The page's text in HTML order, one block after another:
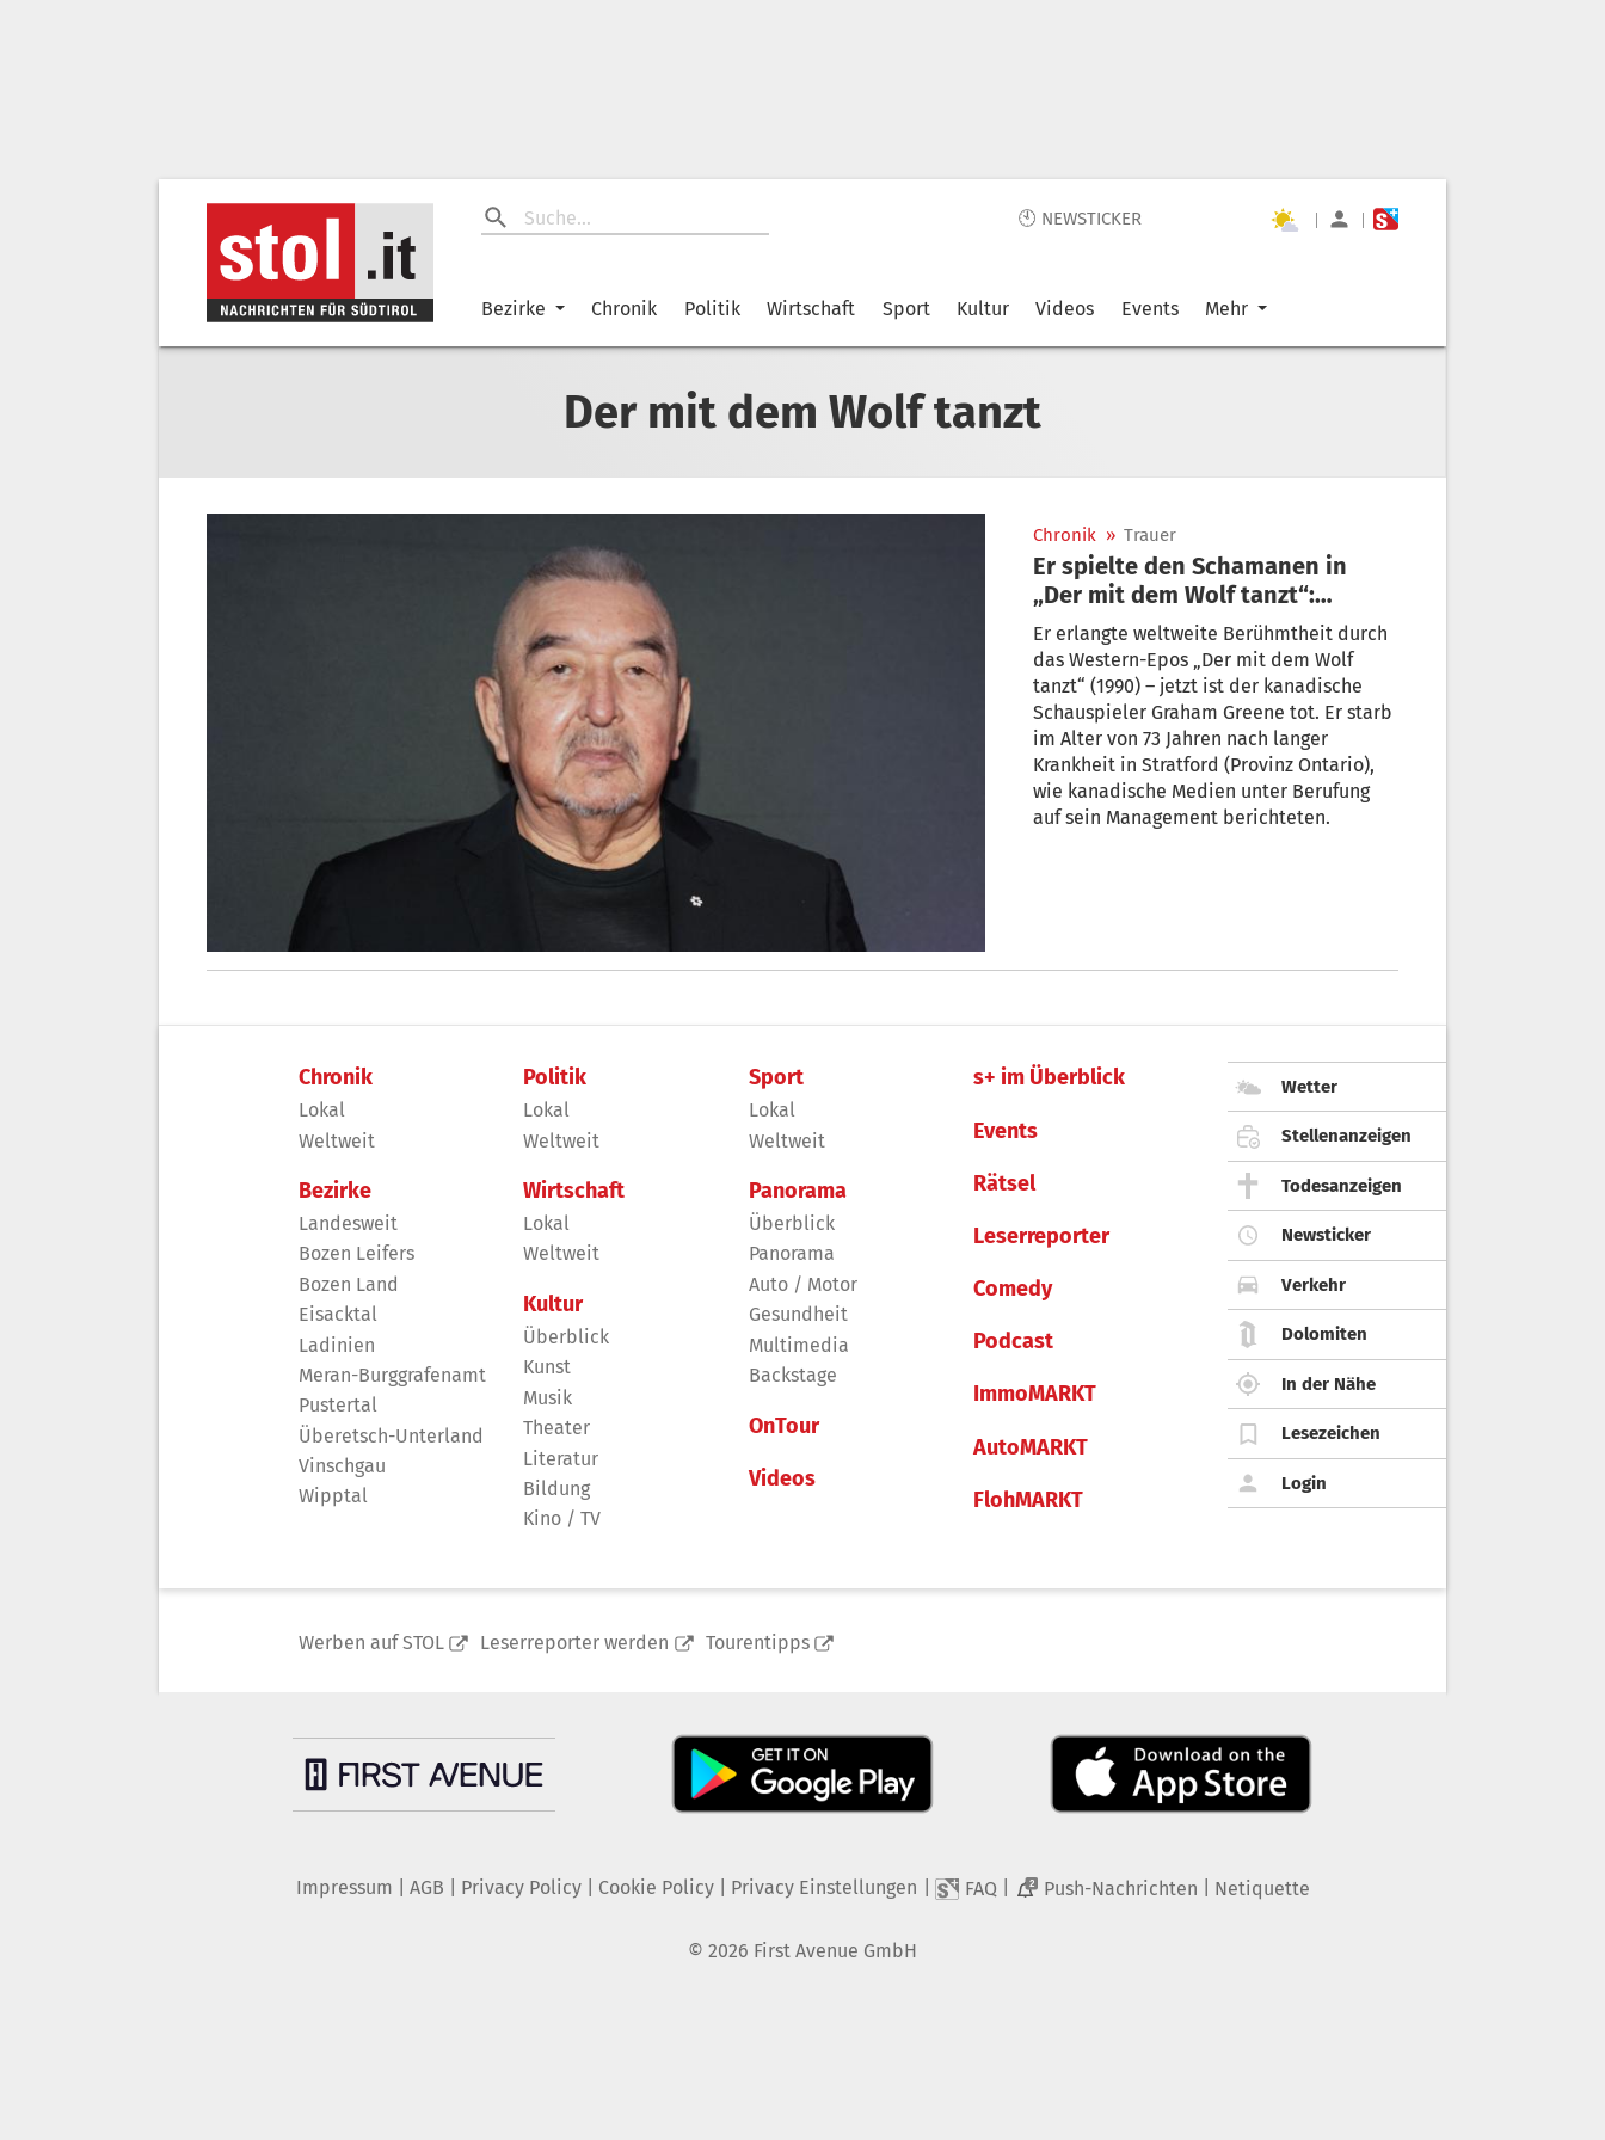
🕙 NEWSTICKER | |
Bezirke Chronik Politik Wirtschaft Sport Kultur Videos Events Mehr
Der mit dem Wolf tanzt
Chronik » Trauer
Er spielte den Schamanen in
„Der mit dem Wolf tanzt“:
Graham Greene ist tot
Er erlangte weltweite Berühmtheit durch
das Western-Epos „Der mit dem Wolf
tanzt“ (1990) – jetzt ist der kanadische
Schauspieler Graham Greene tot. Er starb
im Alter von 73 Jahren nach langer
Krankheit in Stratford (Provinz Ontario),
wie kanadische Medien unter Berufung
auf sein Management berichteten.
Chronik
Lokal
Weltweit
Bezirke
Landesweit
Bozen Leifers
Bozen Land
Eisacktal
Ladinien
Meran-Burggrafenamt
Pustertal
Überetsch-Unterland
Vinschgau
Wipptal
Politik
Lokal
Weltweit
Wirtschaft
Lokal
Weltweit
Kultur
Überblick
Kunst
Musik
Theater
Literatur
Bildung
Kino / TV
Sport
Lokal
Weltweit
Panorama
Überblick
Panorama
Auto / Motor
Gesundheit
Multimedia
Backstage
OnTour
Videos
s+ im Überblick
Events
Rätsel
Leserreporter
Comedy
Podcast
ImmoMARKT
AutoMARKT
FlohMARKT
Wetter
Stellenanzeigen
Todesanzeigen
Newsticker
Verkehr
Dolomiten
In der Nähe
Lesezeichen
Login
Werben auf STOL Leserreporter werden Tourentipps
Impressum AGB Privacy Policy| Cookie Policy| Privacy Einstellungen FAQ 2 Push-Nachrichten Netiquette
© 2026 First Avenue GmbH